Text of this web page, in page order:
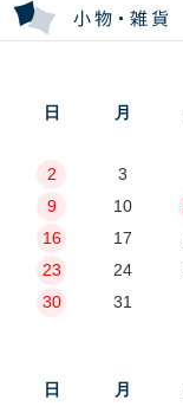
日
月
2
3
9
10
16
17
23
24
30
31
日
月